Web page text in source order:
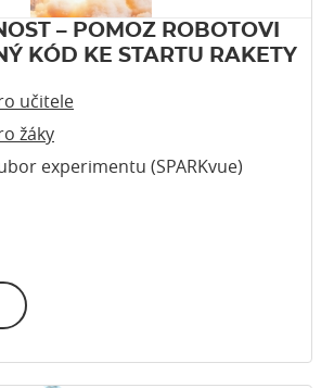
– POMOZ ROBOTOVI
KÓD KE STARTU RAKETY
učitele
žáky
experimentu (SPARKvue)